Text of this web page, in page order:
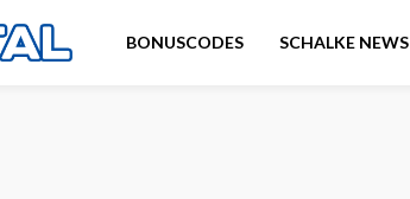
BONUSCODES SCHALKE NEWS